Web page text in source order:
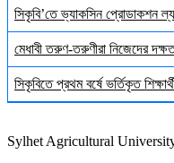
সিকৃবি’তে ভ্যাকসিন প্রোডাকশন
মেধাবী তরুণ-তরুণীরা নিজেদের
সিকৃবিতে প্রথম বর্ষে ভর্তিকৃত
Sylhet Agricultural